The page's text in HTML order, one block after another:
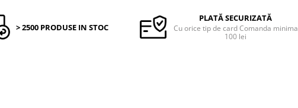
> 2500 PRODUSE IN STOC
PLATĂ SECURIZATĂ
Cu orice tip de card Comanda minima
100 lei